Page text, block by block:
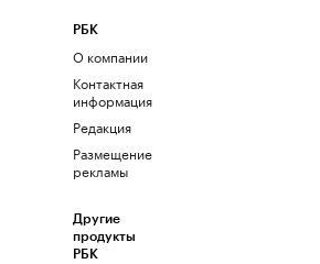
РБК
О компании
Контактная
информация
Редакция
Размещение
рекламы
Другие
продукты
РБК